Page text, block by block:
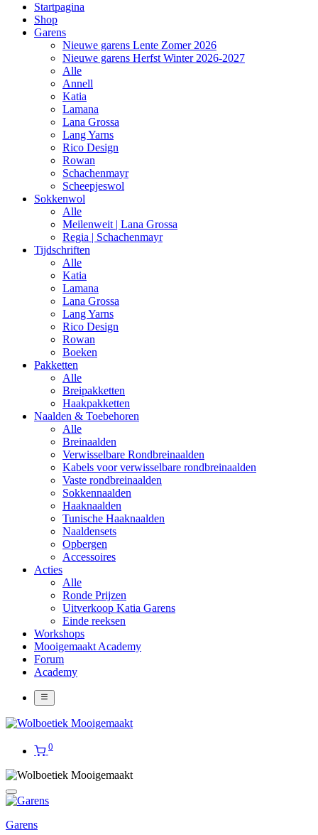
Startpagina
Shop
Garens
Nieuwe garens Lente Zomer 2026
Nieuwe garens Herfst Winter 2026-2027
Alle
Annell
Katia
Lamana
Lana Grossa
Lang Yarns
Rico Design
Rowan
Schachenmayr
Scheepjeswol
Sokkenwol
Alle
Meilenweit | Lana Grossa
Regia | Schachenmayr
Tijdschriften
Alle
Katia
Lamana
Lana Grossa
Lang Yarns
Rico Design
Rowan
Boeken
Pakketten
Alle
Breipakketten
Haakpakketten
Naalden & Toebehoren
Alle
Breinaalden
Verwisselbare Rondbreinaalden
Kabels voor verwisselbare rondbreinaalden
Vaste rondbreinaalden
Sokkennaalden
Haaknaalden
Tunische Haaknaalden
Naaldensets
Opbergen
Accessoires
Acties
Alle
Ronde Prijzen
Uitverkoop Katia Garens
Einde reeksen
Workshops
Mooigemaakt Academy
Forum
Academy
0
Garens